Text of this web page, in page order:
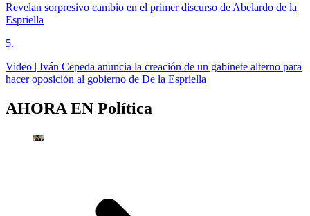
Revelan sorpresivo cambio en el primer discurso de Abelardo de la
Espriella
5.
Video | Iván Cepeda anuncia la creación de un gabinete alterno para
hacer oposición al gobierno de De la Espriella
AHORA EN Política